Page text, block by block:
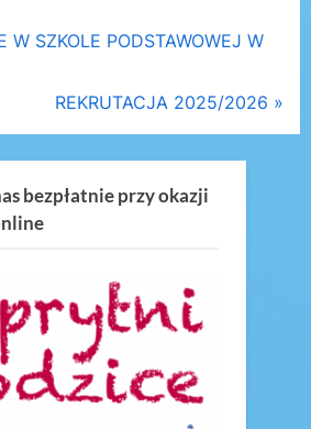
W SZKOLE PODSTAWOWEJ W
N
e
x
t
t
REKRUTACJA 2025/2026
bezpłatnie przy okazji